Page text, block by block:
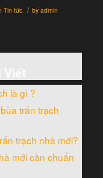
Tin tức / by admin
là gì ?
trấn trạch
trạch nhà mới?
mới cần chuẩn